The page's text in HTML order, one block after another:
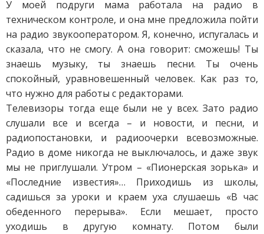
У моей подруги мама работала на радио в
техническом контроле, и она мне предложила пойти
на радио звукооператором. Я, конечно, испугалась и
сказала, что не смогу. А она говорит: сможешь! Ты
знаешь музыку, ты знаешь песни. Ты очень
спокойный, уравновешенный человек. Как раз то,
что нужно для работы с редакторами.
Телевизоры тогда еще были не у всех. Зато радио
слушали все и всегда – и новости, и песни, и
радиопостановки, и радиоочерки всевозможные.
Радио в доме никогда не выключалось, и даже звук
мы не приглушали. Утром – «Пионерская зорька» и
«Последние известия»… Приходишь из школы,
садишься за уроки и краем уха слушаешь «В час
обеденного перерыва». Если мешает, просто
уходишь в другую комнату. Потом были